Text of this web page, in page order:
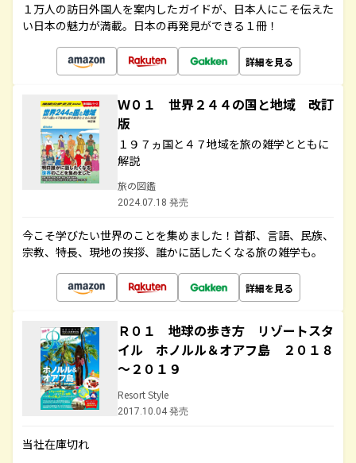
１万人の訪日外国人を案内したガイドが、日本人にこそ伝えた
い日本の魅力が満載。日本の再発見ができる１冊！
詳細を見る
Ｗ０１ 世界２４４の国と地域 改訂
版
１９７ヵ国と４７地域を旅の雑学とともに
解説
旅の図鑑
2024.07.18 発売
今こそ学びたい世界のことを集めました！首都、言語、民族、
宗教、特長、現地の挨拶、誰かに話したくなる旅の雑学も。
詳細を見る
Ｒ０１ 地球の歩き方 リゾートスタ
イル ホノルル＆オアフ島 ２０１８
～２０１９
Resort Style
2017.10.04 発売
当社在庫切れ